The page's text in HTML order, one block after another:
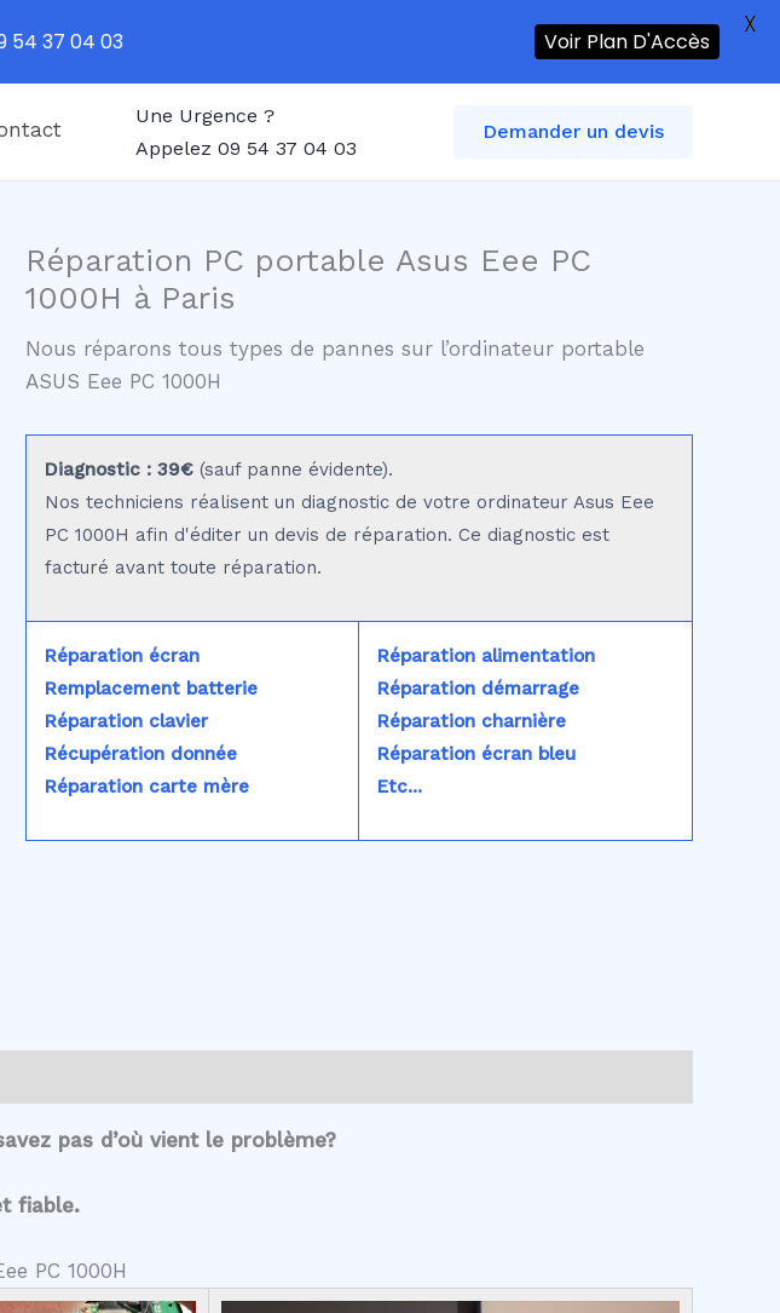
Une Urgence ?
Appelez 09 54 37 04 03
Demander un devis
Réparation PC portable Asus Eee PC
1000H à Paris
Nous réparons tous types de pannes sur l’ordinateur portable
ASUS Eee PC 1000H
Diagnostic : 39€ (sauf panne évidente).
Nos techniciens réalisent un diagnostic de votre ordinateur Asus Eee
PC 1000H afin d'éditer un devis de réparation. Ce diagnostic est
facturé avant toute réparation.
Réparation écran
Remplacement batterie
Réparation clavier
Récupération donnée
Réparation carte mère
Réparation alimentation
Réparation démarrage
Réparation charnière
Réparation écran bleu
Etc...
pas d’où vient le problème?
fiable.
PC 1000H
54 37 04 03 Voir Plan D'Accès
X